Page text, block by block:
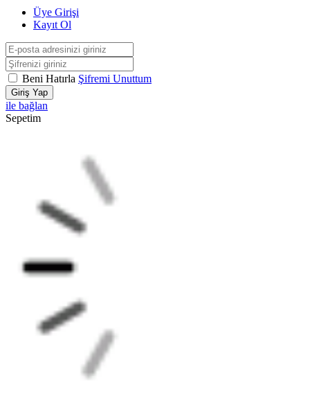
Üye Girişi
Kayıt Ol
Beni Hatırla Şifremi Unuttum
Giriş Yap
ile bağlan
Sepetim